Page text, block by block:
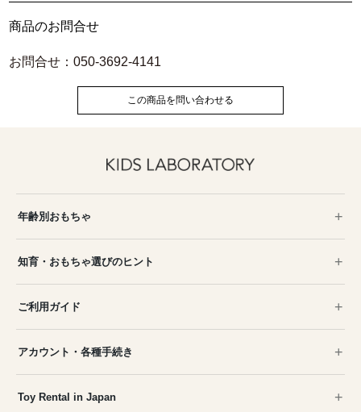
商品のお問合せ
お問合せ：050-3692-4141
この商品を問い合わせる
年齢別おもちゃ
知育・おもちゃ選びのヒント
ご利用ガイド
アカウント・各種手続き
Toy Rental in Japan